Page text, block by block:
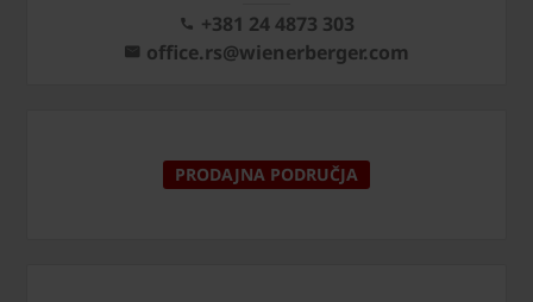
+381 24 4873 303
office.rs@wienerberger.com
PRODAJNA PODRUČJA